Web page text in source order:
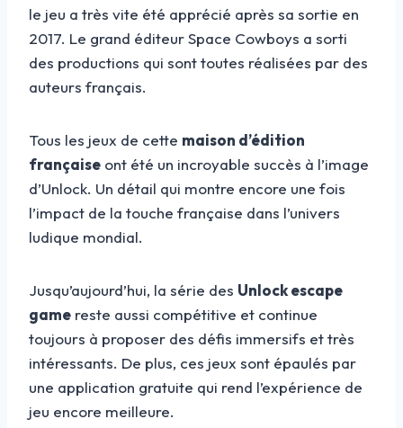
le jeu a très vite été apprécié après sa sortie en
2017. Le grand éditeur Space Cowboys a sorti
des productions qui sont toutes réalisées par des
auteurs français.
Tous les jeux de cette maison d’édition
française ont été un incroyable succès à l’image
d’Unlock. Un détail qui montre encore une fois
l’impact de la touche française dans l’univers
ludique mondial.
Jusqu’aujourd’hui, la série des Unlock escape
game reste aussi compétitive et continue
toujours à proposer des défis immersifs et très
intéressants. De plus, ces jeux sont épaulés par
une application gratuite qui rend l’expérience de
jeu encore meilleure.